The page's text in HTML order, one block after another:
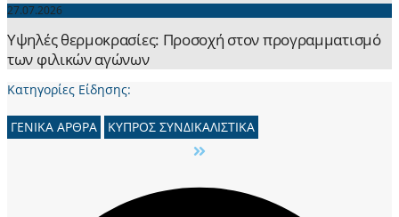
27.07.2026
Yψηλές θερμοκρασίες: Προσοχή στον προγραμματισμό
των φιλικών αγώνων
Κατηγορίες Είδησης:
ΓΕΝΙΚΑ ΑΡΘΡΑ ΚΥΠΡΟΣ ΣΥΝΔΙΚΑΛΙΣΤΙΚΑ